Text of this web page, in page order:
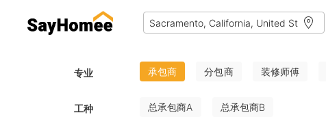
专业 承包商 分包商 装修师傅
工种 总承包商A 总承包商B